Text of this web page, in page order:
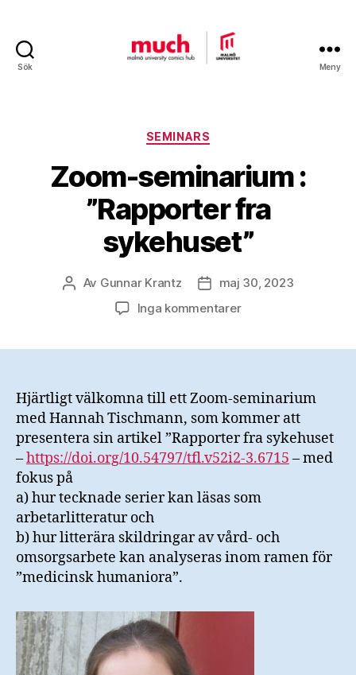
Sök
Hub
Meny
Kategorier
SEMINARS
Zoom-seminarium :
”Rapporter fra
sykehuset”
Inläggsförfattare
Av Gunnar Krantz Inläggsdatum
maj 30, 2023
Inga kommentarertill
fra
sykehuset”
Hjärtligt välkomna till ett Zoom-seminarium
med Hannah Tischmann, som kommer att
presentera sin artikel ”Rapporter fra sykehuset
–https://doi.org/10.54797/tfl.v52i2-3.6715 – med
fokus på
a) hur tecknade serier kan läsas som
arbetarlitteratur och
b) hur litterära skildringar av vård- och
omsorgsarbete kan analyseras inom ramen för
”medicinsk humaniora”.